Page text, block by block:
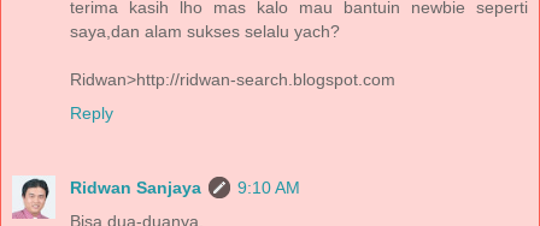
terima kasih lho mas kalo mau bantuin newbie seperti
saya,dan alam sukses selalu yach?
Ridwan>http://ridwan-search.blogspot.com
Reply
Ridwan Sanjaya
9:10 AM
Bisa dua-duanya.